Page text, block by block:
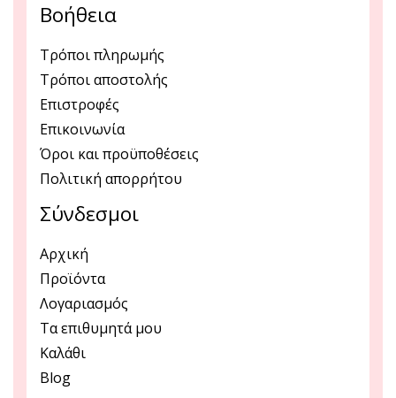
Βοήθεια
Τρόποι πληρωμής
Τρόποι αποστολής
Επιστροφές
Επικοινωνία
Όροι και προϋποθέσεις
Πολιτική απορρήτου
Σύνδεσμοι
Αρχική
Προϊόντα
Λογαριασμός
Τα επιθυμητά μου
Καλάθι
Blog